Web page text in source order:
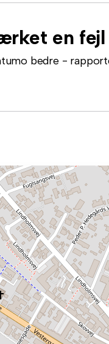
en fejl
bedre -